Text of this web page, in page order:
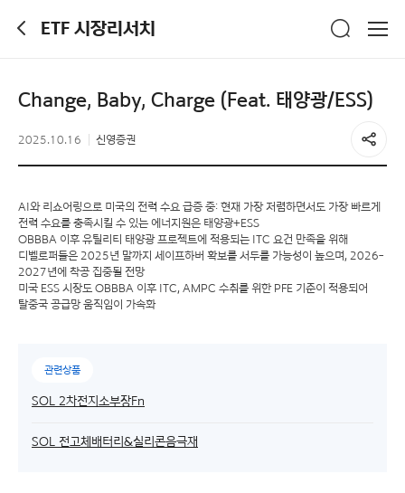
ETF 시장리서치
Change, Baby, Charge (Feat. 태양광/ESS)
2025.10.16 신영증권
AI와 리쇼어링으로 미국의 전력 수요 급증 중: 현재 가장 저렴하면서도 가장 빠르게
전력 수요를 충족시킬 수 있는 에너지원은 태양광+ESS
OBBBA 이후 유틸리티 태양광 프로젝트에 적용되는 ITC 요건 만족을 위해
디벨로퍼들은 2025년 말까지 세이프하버 확보를 서두를 가능성이 높으며, 2026-
2027년에 착공 집중될 전망
미국 ESS 시장도 OBBBA 이후 ITC, AMPC 수취를 위한 PFE 기준이 적용되어
탈중국 공급망 움직임이 가속화
관련상품
SOL 2차전지소부장Fn
SOL 전고체배터리&실리콘음극재